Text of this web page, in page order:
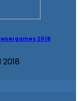
2018
2018